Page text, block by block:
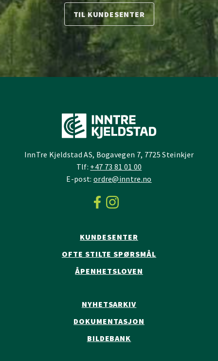
TIL KUNDESENTER
InnTre Kjeldstad AS, Bogavegen 7, 7725 Steinkjer
Tlf: +47 73 81 01 00
E-post: ordre@inntre.no
KUNDESENTER
OFTE STILTE SPØRSMÅL
ÅPENHETSLOVEN
NYHETSARKIV
DOKUMENTASJON
BILDEBANK